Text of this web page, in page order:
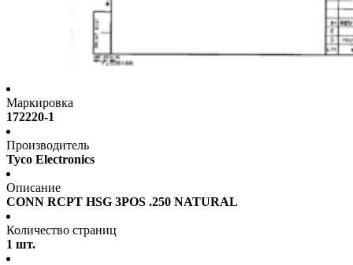
Маркировка
172220-1
Производитель
Tyco Electronics
Описание
CONN RCPT HSG 3POS .250 NATURAL
Количество страниц
1 шт.